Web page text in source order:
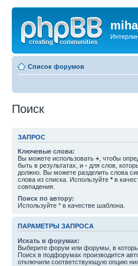
Список форумов
Поиск
ЗАПРОС
Ключевые слова:
Вы можете использовать + , чтобы
быть в результатах, и - для слов,
должно. Вы можете разделить слова
слова из списка. Используйте * в
совпадения.
Поиск по автору:
Используйте * в качестве шаблона.
ПАРАМЕТРЫ ЗАПРОСА
Искать в форумах:
Выберите форум или форумы, в
Поиск в подфорумах производится
отключили соответствующую опцию